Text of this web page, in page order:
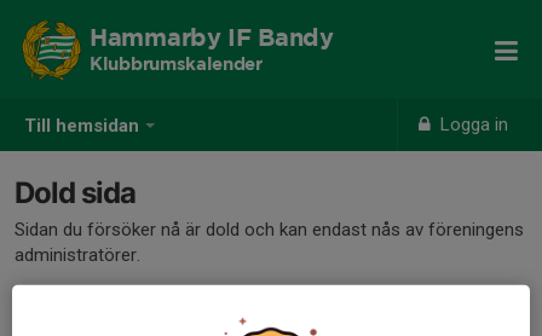
Till hemsidan Logga in
Hammarby IF Bandy
Klubbrumskalender
Dold sida
Sidan du försöker nå är dold och kan endast nås av föreningens
administratörer.